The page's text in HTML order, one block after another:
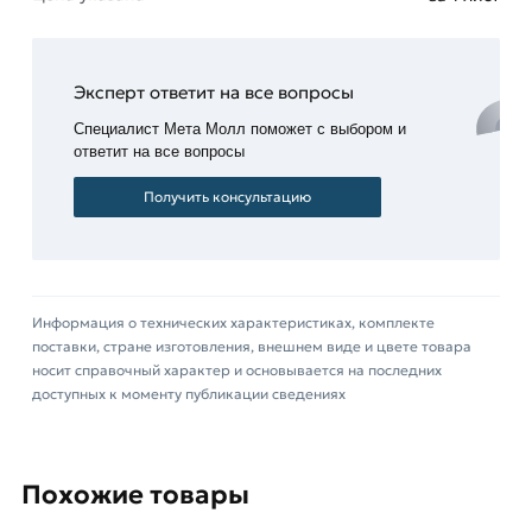
Условия доставки и цены на товар Лист
Наши профессиональные менеджеры
обработают заказ и свяжутся с Вами для
согласования условий доставки или самовывоза.
Данний товар от производителя Северсталь
обязательно).
Эксперт ответит на все вопросы
Специалист Мета Молл поможет с выбором и
ответит на все вопросы
Получить консультацию
Информация о технических характеристиках, комплекте
поставки, стране изготовления, внешнем виде и цвете товара
носит справочный характер и основывается на последних
доступных к моменту публикации сведениях
Похожие товары